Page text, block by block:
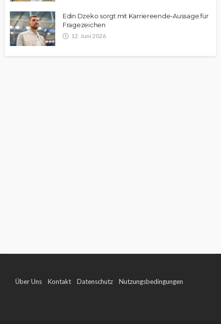
Edin Dzeko sorgt mit Karriereende-Aussage für
Fragezeichen
12. Juni 2026
Über Uns Kontakt Datenschutz Nutzungsbedingungen